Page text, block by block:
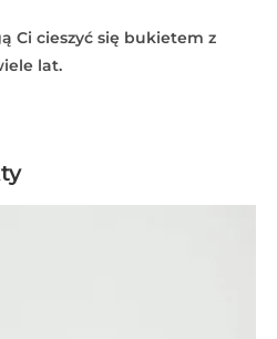
Ci cieszyć się bukietem z
lat.